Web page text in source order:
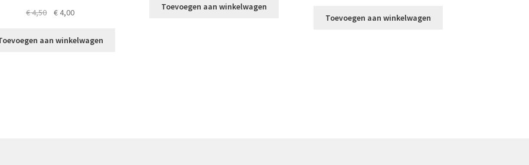
€4,50
Oorspronkelijke
was:
€4,00Huidige
is:
aan winkelwagen
Toevoegen aan winkelwagen
Toevoegen aan winkelwagen